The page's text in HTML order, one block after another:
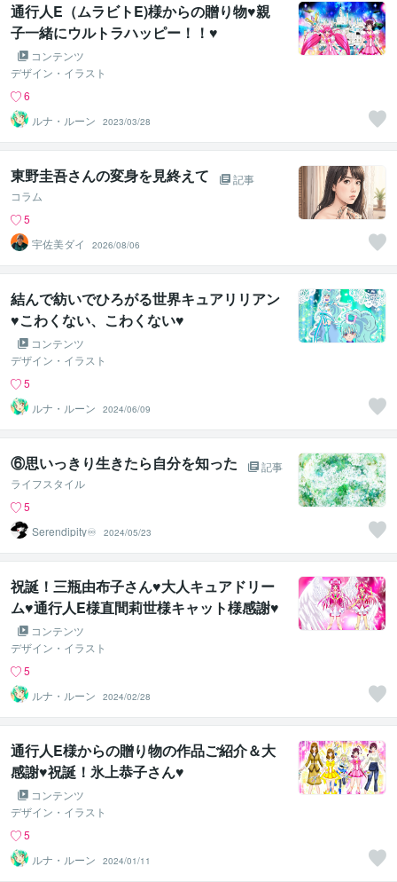
通行人E（ムラビトE)様からの贈り物♥親
子一緒にウルトラハッピー！！♥
コンテンツ
デザイン・イラスト
6
ルナ・ルーン
2023/03/28
東野圭吾さんの変身を見終えて
記事
コラム
5
宇佐美ダイ
2026/08/06
結んで紡いでひろがる世界キュアリリアン
♥こわくない、こわくない♥
コンテンツ
デザイン・イラスト
5
ルナ・ルーン
2024/06/09
⑥思いっきり生きたら自分を知った
記事
ライフスタイル
5
Serendipity♾️
2024/05/23
祝誕！三瓶由布子さん♥大人キュアドリー
ム♥通行人E様直間莉世様キャット様感謝♥
コンテンツ
デザイン・イラスト
5
ルナ・ルーン
2024/02/28
通行人E様からの贈り物の作品ご紹介＆大
感謝♥祝誕！氷上恭子さん♥
コンテンツ
デザイン・イラスト
5
ルナ・ルーン
2024/01/11